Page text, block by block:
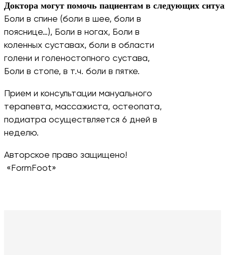
Доктора могут помочь пациентам в следующих
Боли в спине (боли в шее, боли в
пояснице…), Боли в ногах, Боли в
коленных суставах, боли в области
голени и голеностопного сустава,
Боли в стопе, в т.ч. боли в пятке.
Прием и консультации мануального
терапевта, массажиста, остеопата,
подиатра осуществляется 6 дней в
неделю.
Авторское право защищено!
«FormFoot»